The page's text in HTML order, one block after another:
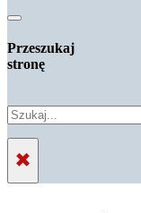
Przeszukaj
stronę
Szukaj
×